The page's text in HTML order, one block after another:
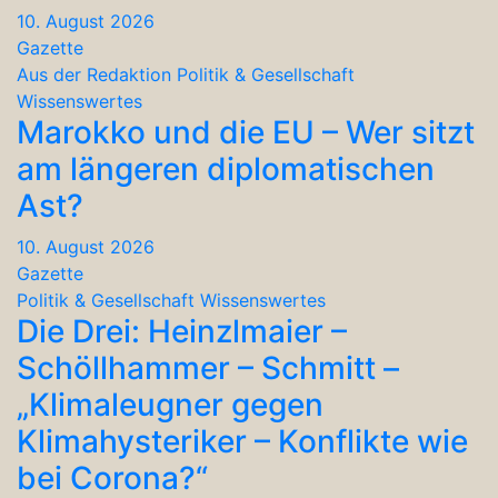
10. August 2026
Gazette
Aus der Redaktion Politik & Gesellschaft
Wissenswertes
Marokko und die EU – Wer sitzt
am längeren diplomatischen
Ast?
10. August 2026
Gazette
Politik & Gesellschaft Wissenswertes
Die Drei: Heinzlmaier –
Schöllhammer – Schmitt –
„Klimaleugner gegen
Klimahysteriker – Konflikte wie
bei Corona?“